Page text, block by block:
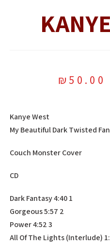
₪50.00
Kanye West
My Beautiful Dark Twisted
Couch Monster Cover
CD
1 Dark Fantasy 4:40
2 Gorgeous 5:57
3 Power 4:52